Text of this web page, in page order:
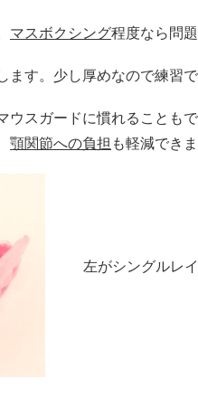
マスボクシング程度なら問題
ます。少し厚めなので練習
ウスガードに慣れることも
顎関節への負担 も軽減できま
左がシングルレ